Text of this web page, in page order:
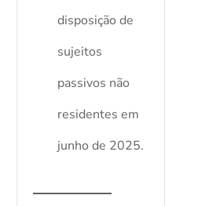
disposição de
sujeitos
passivos não
residentes em
junho de 2025.